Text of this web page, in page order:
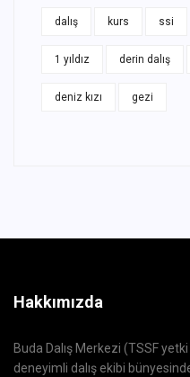
dalış kurs ssi
1 yıldız derin dalış
deniz kızı gezi
Hakkımızda
Buda Dalış Merkezi (TSSF
deneyimli dalış ekibi